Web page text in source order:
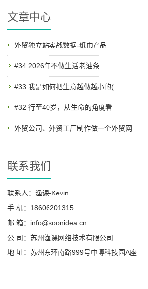
文章中心
外贸独立站实战数据-纸巾产品
#34 2026年不做生活老油条
#33 我是如何把生意越做越小的(
#32 行至40岁，从生命的角度看
外贸公司、外贸工厂制作做一个外贸网
联系我们
联系人：渔课-Kevin
手 机：18606201315
邮 箱：info@soonidea.cn
公 司：苏州渔课网络技术有限公司
地 址：苏州东环南路999号中博科技园A座